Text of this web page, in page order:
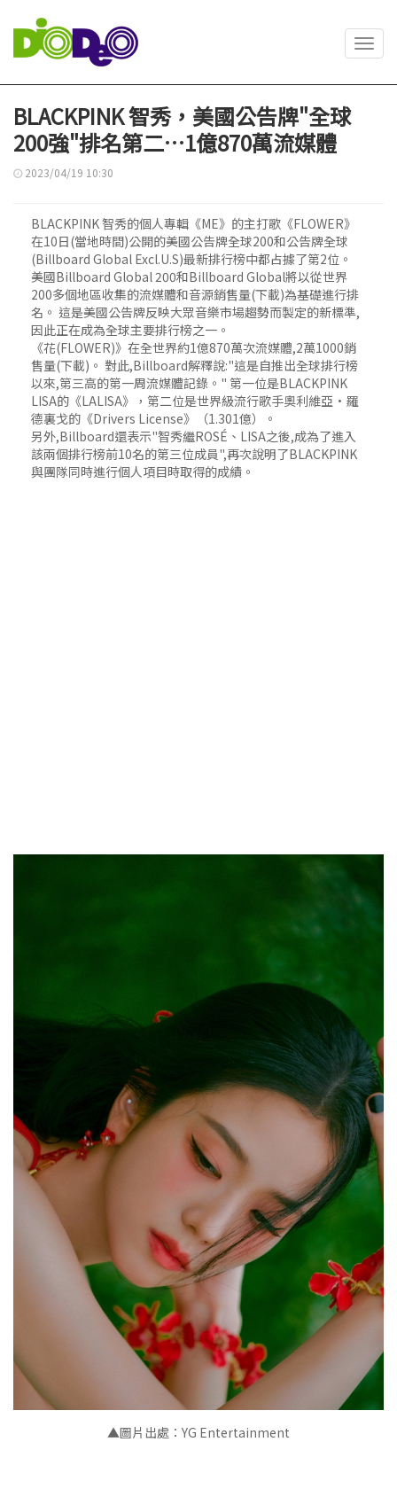
BLACKPINK 智秀，美國公告牌"全球
200強"排名第二…1億870萬流媒體
2023/04/19 10:30
BLACKPINK 智秀的個人專輯《ME》的主打歌《FLOWER》
在10日(當地時間)公開的美國公告牌全球200和公告牌全球
(Billboard Global Excl.U.S)最新排行榜中都占據了第2位。
美國Billboard Global 200和Billboard Global將以從世界
200多個地區收集的流媒體和音源銷售量(下載)為基礎進行排
名。 這是美國公告牌反映大眾音樂市場趨勢而製定的新標準,
因此正在成為全球主要排行榜之一。
《花(FLOWER)》在全世界約1億870萬次流媒體,2萬1000銷
售量(下載)。 對此,Billboard解釋說:"這是自推出全球排行榜
以來,第三高的第一周流媒體記錄。" 第一位是BLACKPINK
LISA的《LALISA》，第二位是世界級流行歌手奧利維亞•羅
德裏戈的《Drivers License》（1.301億）。
另外,Billboard還表示"智秀繼ROSÉ、LISA之後,成為了進入
該兩個排行榜前10名的第三位成員",再次說明了BLACKPINK
與團隊同時進行個人項目時取得的成績。
▲圖片出處：YG Entertainment